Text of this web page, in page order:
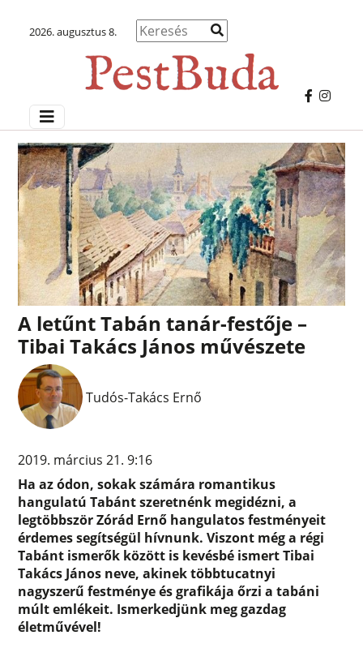
2026. augusztus 8.
A letűnt Tabán tanár-festője –
Tibai Takács János művészete
Tudós-Takács Ernő
2019. március 21. 9:16
Ha az ódon, sokak számára romantikus
hangulatú Tabánt szeretnénk megidézni, a
legtöbbször Zórád Ernő hangulatos festményeit
érdemes segítségül hívnunk. Viszont még a régi
Tabánt ismerők között is kevésbé ismert Tibai
Takács János neve, akinek többtucatnyi
nagyszerű festménye és grafikája őrzi a tabáni
múlt emlékeit. Ismerkedjünk meg gazdag
életművével!